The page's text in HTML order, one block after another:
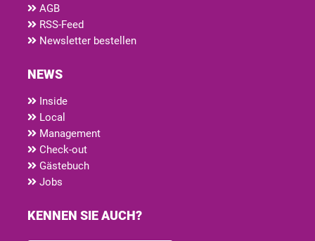
AGB
RSS-Feed
Newsletter bestellen
NEWS
Inside
Local
Management
Check-out
Gästebuch
Jobs
KENNEN SIE AUCH?